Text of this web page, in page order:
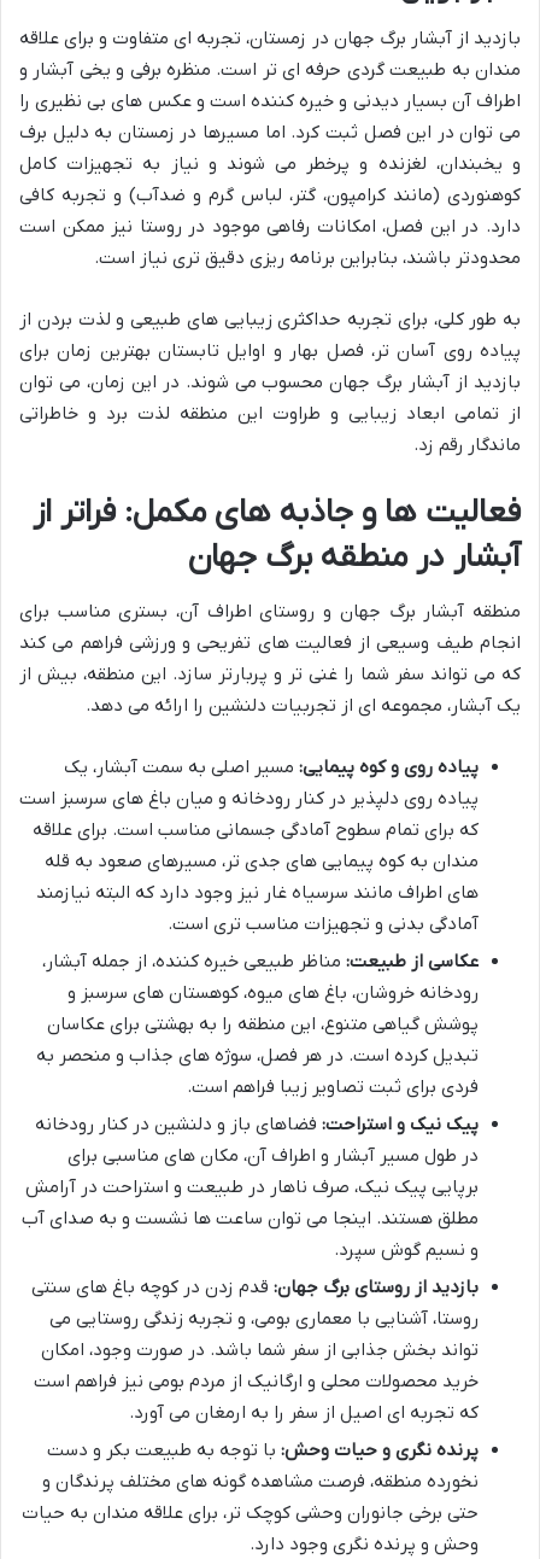
بازدید از آبشار برگ جهان در زمستان، تجربه ای متفاوت و برای علاقه
مندان به طبیعت گردی حرفه ای تر است. منظره برفی و یخی آبشار و
اطراف آن بسیار دیدنی و خیره کننده است و عکس های بی نظیری را
می توان در این فصل ثبت کرد. اما مسیرها در زمستان به دلیل برف
و یخبندان، لغزنده و پرخطر می شوند و نیاز به تجهیزات کامل
کوهنوردی (مانند کرامپون، گتر، لباس گرم و ضدآب) و تجربه کافی
دارد. در این فصل، امکانات رفاهی موجود در روستا نیز ممکن است
محدودتر باشند، بنابراین برنامه ریزی دقیق تری نیاز است.
به طور کلی، برای تجربه حداکثری زیبایی های طبیعی و لذت بردن از
پیاده روی آسان تر، فصل بهار و اوایل تابستان بهترین زمان برای
بازدید از آبشار برگ جهان محسوب می شوند. در این زمان، می توان
از تمامی ابعاد زیبایی و طراوت این منطقه لذت برد و خاطراتی
ماندگار رقم زد.
فعالیت ها و جاذبه های مکمل: فراتر از
آبشار در منطقه برگ جهان
منطقه آبشار برگ جهان و روستای اطراف آن، بستری مناسب برای
انجام طیف وسیعی از فعالیت های تفریحی و ورزشی فراهم می کند
که می تواند سفر شما را غنی تر و پربارتر سازد. این منطقه، بیش از
یک آبشار، مجموعه ای از تجربیات دلنشین را ارائه می دهد.
پیاده روی و کوه پیمایی: مسیر اصلی به سمت آبشار، یک
پیاده روی دلپذیر در کنار رودخانه و میان باغ های سرسبز است
که برای تمام سطوح آمادگی جسمانی مناسب است. برای علاقه
مندان به کوه پیمایی های جدی تر، مسیرهای صعود به قله
های اطراف مانند سرسیاه غار نیز وجود دارد که البته نیازمند
آمادگی بدنی و تجهیزات مناسب تری است.
عکاسی از طبیعت: مناظر طبیعی خیره کننده، از جمله آبشار،
رودخانه خروشان، باغ های میوه، کوهستان های سرسبز و
پوشش گیاهی متنوع، این منطقه را به بهشتی برای عکاسان
تبدیل کرده است. در هر فصل، سوژه های جذاب و منحصر به
فردی برای ثبت تصاویر زیبا فراهم است.
پیک نیک و استراحت: فضاهای باز و دلنشین در کنار رودخانه
در طول مسیر آبشار و اطراف آن، مکان های مناسبی برای
برپایی پیک نیک، صرف ناهار در طبیعت و استراحت در آرامش
مطلق هستند. اینجا می توان ساعت ها نشست و به صدای آب
و نسیم گوش سپرد.
بازدید از روستای برگ جهان: قدم زدن در کوچه باغ های سنتی
روستا، آشنایی با معماری بومی، و تجربه زندگی روستایی می
تواند بخش جذابی از سفر شما باشد. در صورت وجود، امکان
خرید محصولات محلی و ارگانیک از مردم بومی نیز فراهم است
که تجربه ای اصیل از سفر را به ارمغان می آورد.
پرنده نگری و حیات وحش: با توجه به طبیعت بکر و دست
نخورده منطقه، فرصت مشاهده گونه های مختلف پرندگان و
حتی برخی جانوران وحشی کوچک تر، برای علاقه مندان به حیات
وحش و پرنده نگری وجود دارد.